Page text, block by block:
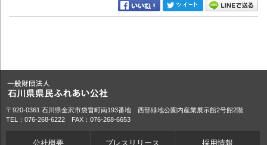
〒920-0361 石川県金沢市袋畠町南193番地 西部緑地公園内産業展示館2号館2階
TEL：076-268-6222 FAX：076-268-6653
公社概要 プレスリリース 採用情報